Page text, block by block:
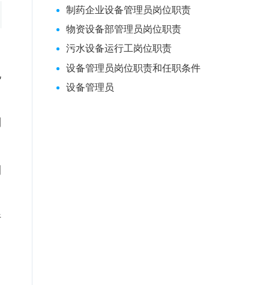
制药企业设备管理员岗位职责
物资设备部管理员岗位职责
污水设备运行工岗位职责
设备管理员岗位职责和任职条件
设备管理员